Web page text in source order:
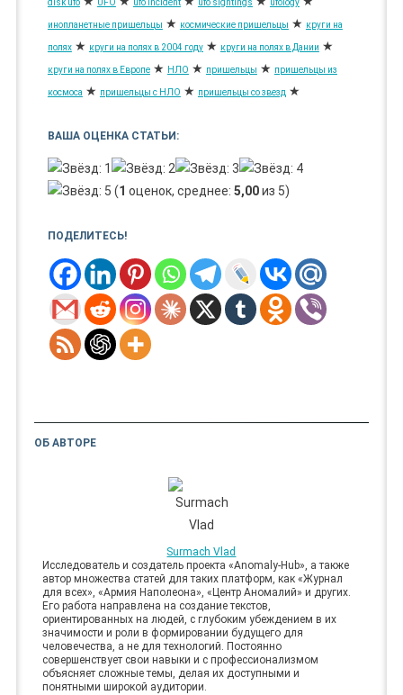
disk ufo UFO ufo incident ufo sightings ufology
инопланетные пришельцы ★ космические пришельцы ★ круги на
полях ★ круги на полях в 2004 году ★ круги на полях в Дании ★
круги на полях в Европе ★ НЛО ★ пришельцы ★ пришельцы из
космоса ★ пришельцы с НЛО ★ пришельцы со звезд ★
ВАША ОЦЕНКА СТАТЬИ:
(1 оценок, среднее: 5,00из 5)
ПОДЕЛИТЕСЬ!
ОБ АВТОРЕ
Surmach Vlad
Исследователь и создатель проекта «Anomaly-Hub», а также
автор множества статей для таких платформ, как «Журнал
для всех», «Армия Наполеона», «Центр Аномалий» и других.
Его работа направлена на создание текстов,
ориентированных на людей, с глубоким убеждением в их
значимости и роли в формировании будущего для
человечества, а не для технологий. Постоянно
совершенствует свои навыки и с профессионализмом
объясняет сложные темы, делая их доступными и
понятными широкой аудитории.